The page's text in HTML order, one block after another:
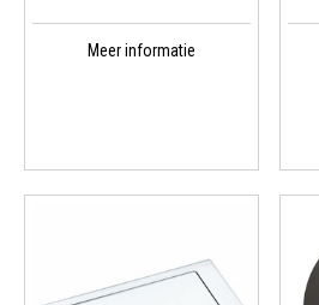
Meer informatie